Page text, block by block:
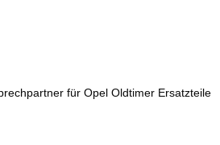
für Opel Oldtimer Ersatzteile